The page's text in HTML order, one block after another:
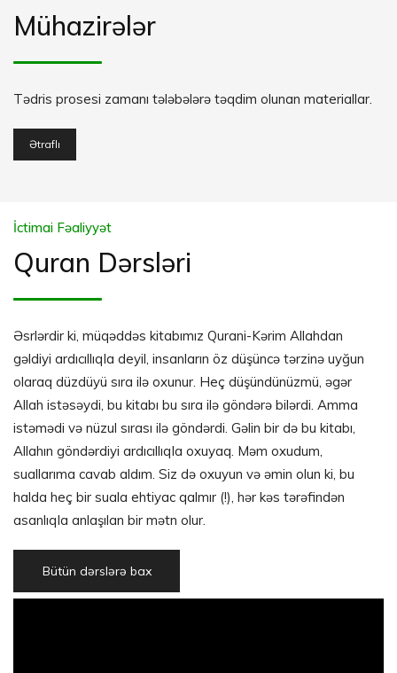
Mühazirələr
Tədris prosesi zamanı tələbələrə təqdim olunan materiallar.
Ətraflı
İctimai Fəaliyyət
Quran Dərsləri
Əsrlərdir ki, müqəddəs kitabımız Qurani-Kərim Allahdan
gəldiyi ardıcıllıqla deyil, insanların öz düşüncə tərzinə uyğun
olaraq düzdüyü sıra ilə oxunur. Heç düşündünüzmü, əgər
Allah istəsəydi, bu kitabı bu sıra ilə göndərə bilərdi. Amma
istəmədi və nüzul sırası ilə göndərdi. Gəlin bir də bu kitabı,
Allahın göndərdiyi ardıcıllıqla oxuyaq. Məm oxudum,
suallarıma cavab aldım. Siz də oxuyun və əmin olun ki, bu
halda heç bir suala ehtiyac qalmır (!), hər kəs tərəfindən
asanlıqla anlaşılan bir mətn olur.
Bütün dərslərə bax